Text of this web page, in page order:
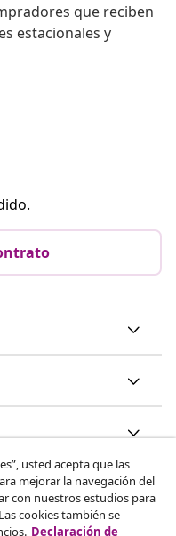
que reciben
estacionales y
usted acepta que las
mejorar la navegación del
con nuestros estudios para
cookies también se
Declaración de